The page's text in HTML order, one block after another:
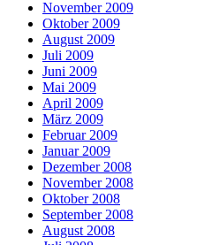
November 2009
Oktober 2009
August 2009
Juli 2009
Juni 2009
Mai 2009
April 2009
März 2009
Februar 2009
Januar 2009
Dezember 2008
November 2008
Oktober 2008
September 2008
August 2008